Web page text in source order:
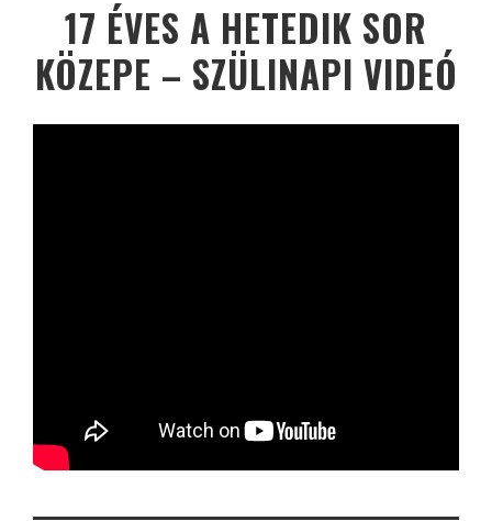
17 ÉVES A HETEDIK SOR
KÖZEPE – SZÜLINAPI VIDEÓ